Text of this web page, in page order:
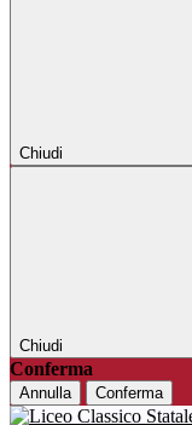
Chiudi
Chiudi
Conferma
Annulla Conferma